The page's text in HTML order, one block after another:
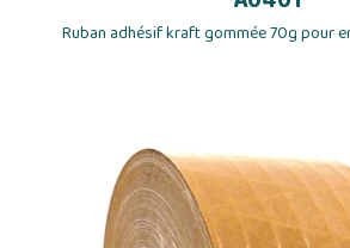
Ruban adhésif kraft gommée 70g pour